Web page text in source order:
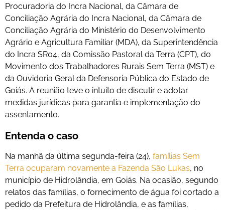
Procuradoria do Incra Nacional, da Câmara de
Conciliação Agrária do Incra Nacional, da Câmara de
Conciliação Agrária do Ministério do Desenvolvimento
Agrário e Agricultura Familiar (MDA), da Superintendência
do Incra SR04, da Comissão Pastoral da Terra (CPT), do
Movimento dos Trabalhadores Rurais Sem Terra (MST) e
da Ouvidoria Geral da Defensoria Pública do Estado de
Goiás. A reunião teve o intuito de discutir e adotar
medidas jurídicas para garantia e implementação do
assentamento.
Entenda o caso
Na manhã da última segunda-feira (24), famílias Sem
Terra ocuparam novamente a Fazenda São Lukas, no
município de Hidrolândia, em Goiás. Na ocasião, segundo
relatos das famílias, o fornecimento de água foi cortado a
pedido da Prefeitura de Hidrolândia, e as famílias,